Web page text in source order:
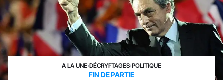
A LA UNE›DÉCRYPTAGES›POLITIQUE
FIN DE PARTIE